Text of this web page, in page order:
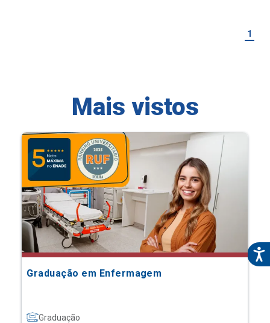
1
Mais vistos
Graduação em Enfermagem
Graduação